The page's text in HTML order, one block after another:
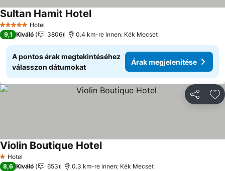
5 KategóriaHotel
Sultan Hamit Hotel
9,1 Kiváló 3806 0.4 km-re innen: Kék Mecset
A pontos árak megtekintéséhez
válasszon dátumokat
Árak megjelenítése
1 Kategória
Hotel
Violin Boutique Hotel
8,6 Kiváló 653 0.3 km-re innen: Kék Mecset